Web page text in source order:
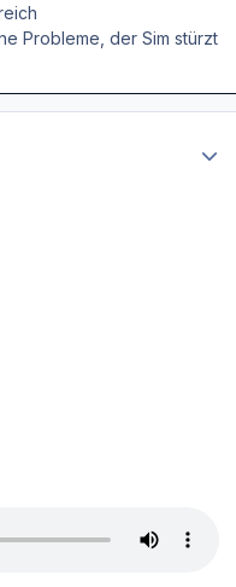
Probleme, der Sim stürzt